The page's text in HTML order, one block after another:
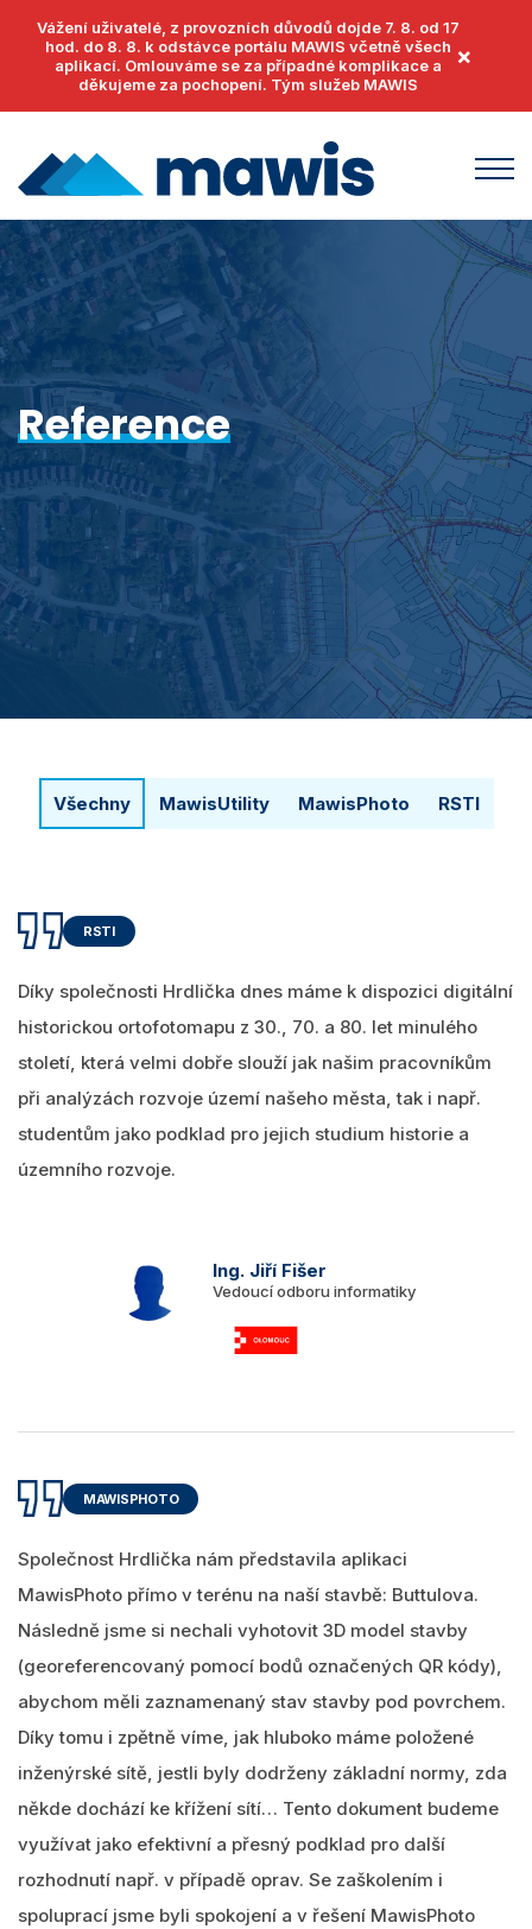
Vážení uživatelé, z provozních důvodů dojde 7. 8. od 17
hod. do 8. 8. k odstávce portálu MAWIS včetně všech
aplikací. Omlouváme se za případné komplikace a
děkujeme za pochopení. Tým služeb MAWIS
×
Produkty
MawisUtility
MawisGeoportal
MawisTools
MawisPhoto
MawisContract
MawisPasport
DTM ČR
Zobrazit všechny produkty
Příklady užití
Podpora
Helpdesk
Dokumenty
Časté otázky
Události
Články
Videa
O nás
Přihlásit se
Nákupní košík
Čeština
Reference
Všechny MawisUtility MawisPhoto RSTI
RSTI
Díky společnosti Hrdlička dnes máme k dispozici digitální
historickou ortofotomapu z 30., 70. a 80. let minulého
století, která velmi dobře slouží jak našim pracovníkům
při analýzách rozvoje území našeho města, tak i např.
studentům jako podklad pro jejich studium historie a
územního rozvoje.
Ing. Jiří Fišer
Vedoucí odboru informatiky
MAWISPHOTO
Společnost Hrdlička nám představila aplikaci
MawisPhoto přímo v terénu na naší stavbě: Buttulova.
Následně jsme si nechali vyhotovit 3D model stavby
(georeferencovaný pomocí bodů označených QR kódy),
abychom měli zaznamenaný stav stavby pod povrchem.
Díky tomu i zpětně víme, jak hluboko máme položené
inženýrské sítě, jestli byly dodrženy základní normy, zda
někde dochází ke křížení sítí… Tento dokument budeme
využívat jako efektivní a přesný podklad pro další
rozhodnutí např. v případě oprav. Se zaškolením i
spoluprací jsme byli spokojení a v řešení MawisPhoto